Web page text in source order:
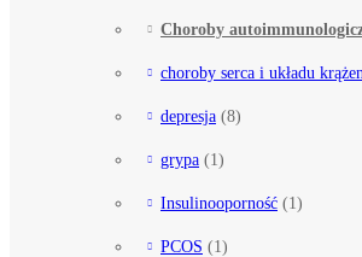
Choroby
choroby serca i układu
depresja (8)
grypa (1)
Insulinooporność (1)
PCOS (1)